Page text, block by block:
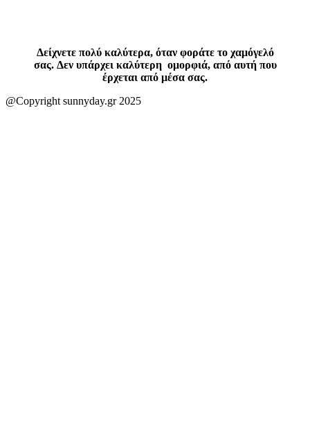
Δείχνετε πολύ καλύτερα, όταν φοράτε το χαμόγελό
σας. Δεν υπάρχει καλύτερη ομορφιά, από αυτή που
έρχεται από μέσα σας.
@Copyright sunnyday.gr 2025